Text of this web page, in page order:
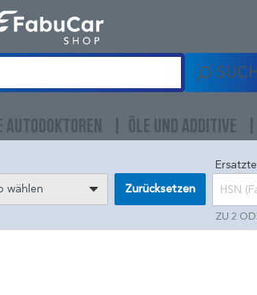
AUTODOKTOREN ÖLE UND ADDITIVE
wählen Zurücksetzen
ZU 2